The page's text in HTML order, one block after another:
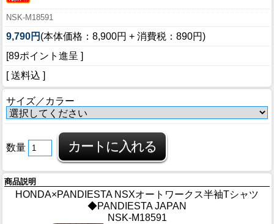
NSK-M18591
9,790円 (本体価格：8,900円 + 消費税：890円)
[89ポイント進呈 ]
[ 送料込 ]
サイズ／カラー
数量
商品説明
HONDA×PANDIESTA NSXオートワークス半袖Tシャツ
◆PANDIESTA JAPAN
NSK-M18591